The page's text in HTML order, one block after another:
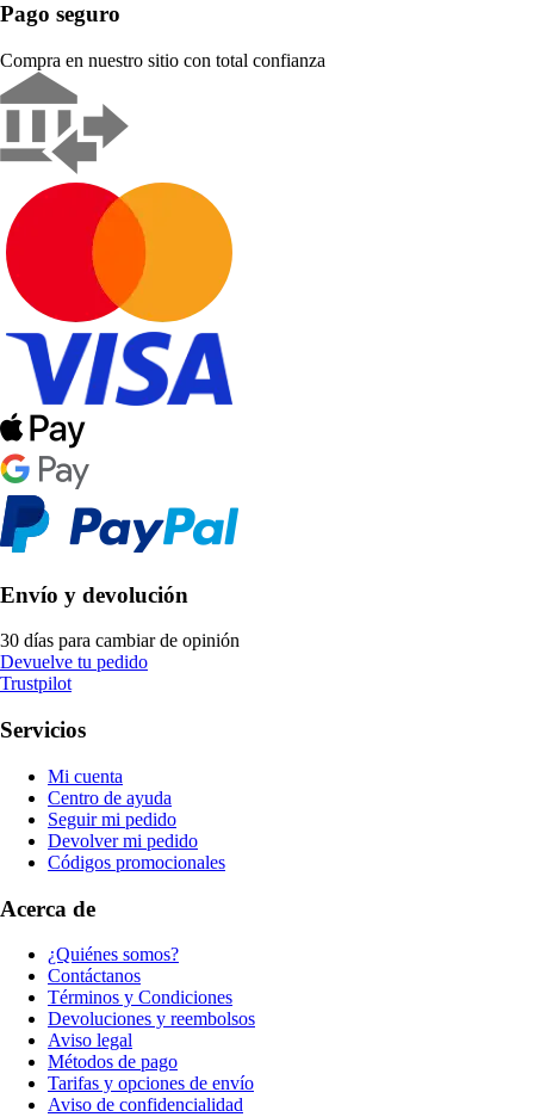
Pago seguro
Compra en nuestro sitio con total confianza
Envío y devolución
30 días para cambiar de opinión
Devuelve tu pedido
Trustpilot
Servicios
Mi cuenta
Centro de ayuda
Seguir mi pedido
Devolver mi pedido
Códigos promocionales
Acerca de
¿Quiénes somos?
Contáctanos
Términos y Condiciones
Devoluciones y reembolsos
Aviso legal
Métodos de pago
Tarifas y opciones de envío
Aviso de confidencialidad